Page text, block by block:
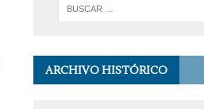
ARCHIVO HISTÓRICO